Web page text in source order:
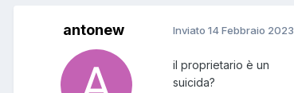
antonew Inviato 14 Febbraio 2023
il proprietario è un
suicida?